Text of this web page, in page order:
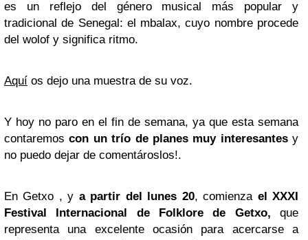
es un reflejo del género musical más popular y
tradicional de Senegal: el mbalax, cuyo nombre procede
del wolof y significa ritmo.
Aquí os dejo una muestra de su voz.
Y hoy no paro en el fin de semana, ya que esta semana
contaremoscon un trío de planes muy interesantesy
no puedo dejar de comentároslos!.
En Getxo , y a partir del lunes 20, comienza el XXXI
Festival Internacional de Folklore de Getxo, que
representa una excelente ocasión para acercarse a